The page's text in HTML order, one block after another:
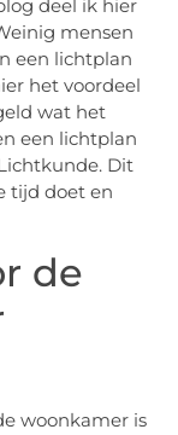
deel ik hier
mensen
een lichtplan
het voordeel
wat het
een lichtplan
Dit
tijd doet en
de
woonkamer is